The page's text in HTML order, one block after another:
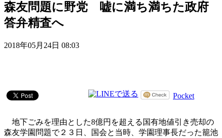
森友問題に野党 嘘に満ち満ちた政府
答弁精査へ
2018年05月24日 08:03
Pocket
地下ごみを理由とした8億円を超える国有地値引き売却の
森友学園問題で２３日、国会と当時、学園理事長だった籠池